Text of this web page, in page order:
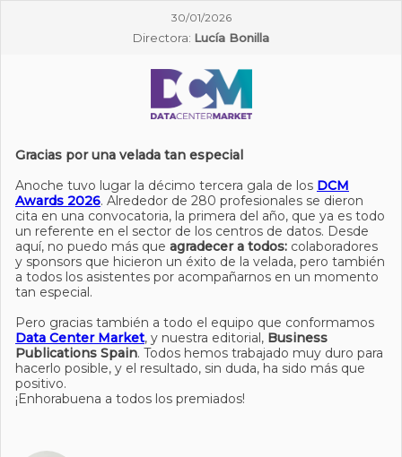
30/01/2026
Directora: Lucía Bonilla
Gracias por una velada tan especial
Anoche tuvo lugar la décimo tercera gala de los DCM
Awards 2026. Alrededor de 280 profesionales se dieron
cita en una convocatoria, la primera del año, que ya es todo
un referente en el sector de los centros de datos. Desde
aquí, no puedo más que agradecer a todos: colaboradores
y sponsors que hicieron un éxito de la velada, pero también
a todos los asistentes por acompañarnos en un momento
tan especial.
Pero gracias también a todo el equipo que conformamos
Data Center Market, y nuestra editorial, Business
Publications Spain. Todos hemos trabajado muy duro para
hacerlo posible, y el resultado, sin duda, ha sido más que
positivo.
¡Enhorabuena a todos los premiados!